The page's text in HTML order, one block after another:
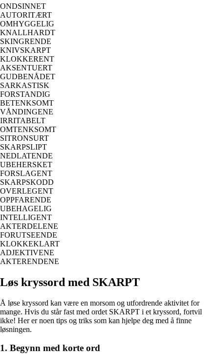
ONDSINNET
AUTORITÆRT
OMHYGGELIG
KNALLHARDT
SKINGRENDE
KNIVSKARPT
KLOKKERENT
AKSENTUERT
GUDBENÅDET
SARKASTISK
FORSTANDIG
BETENKSOMT
VÅNDINGENE
IRRITABELT
OMTENKSOMT
SITRONSURT
SKARPSLIPT
NEDLATENDE
UBEHERSKET
FORSLAGENT
SKARPSKODD
OVERLEGENT
OPPFARENDE
UBEHAGELIG
INTELLIGENT
AKTERDELENE
FORUTSEENDE
KLOKKEKLART
ADJEKTIVENE
AKTERENDENE
Løs kryssord med SKARPT
Å løse kryssord kan være en morsom og utfordrende aktivitet for
mange. Hvis du står fast med ordet SKARPT i et kryssord, fortvil
ikke! Her er noen tips og triks som kan hjelpe deg med å finne
løsningen.
1. Begynn med korte ord